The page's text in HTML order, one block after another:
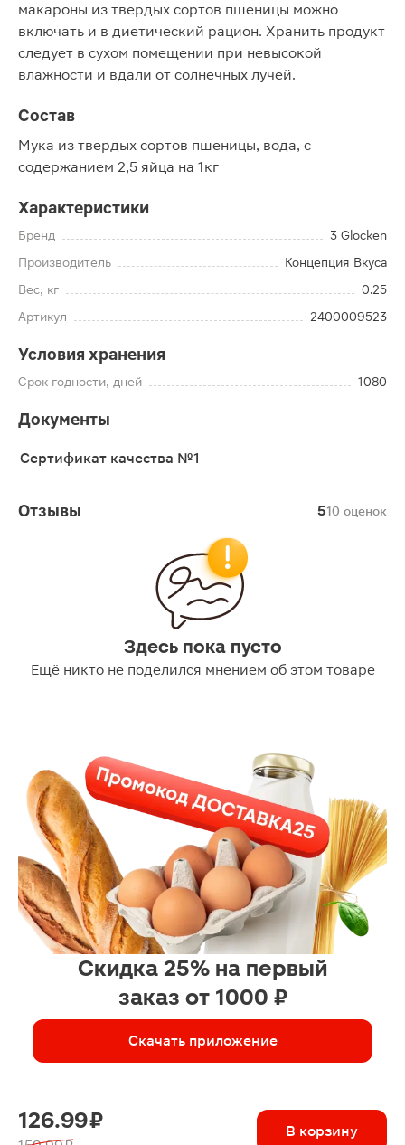
макароны из твердых сортов пшеницы можно
включать и в диетический рацион. Хранить продукт
следует в сухом помещении при невысокой
влажности и вдали от солнечных лучей.
Состав
Мука из твердых сортов пшеницы, вода, с
содержанием 2,5 яйца на 1кг
Характеристики
Бренд
3 Glocken
Производитель
Концепция Вкуса
Вес, кг
0.25
Артикул
2400009523
Условия хранения
Срок годности, дней 1080
Документы
Сертификат качества №1
Отзывы 510 оценок
Здесь пока пусто
Ещё никто не поделился мнением об этом товаре
Скидка 25% на первый
заказ от 1000 ₽
Скачать приложение
126.99 ₽ В корзину